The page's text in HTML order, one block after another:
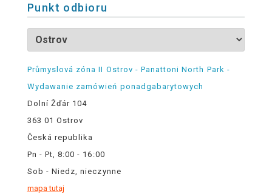
Punkt odbioru
Průmyslová zóna II Ostrov - Panattoni North Park -
Wydawanie zamówień ponadgabarytowych
Dolní Žďár 104
363 01 Ostrov
Česká republika
Pn - Pt, 8:00 - 16:00
Sob - Niedz, nieczynne
mapa tutaj